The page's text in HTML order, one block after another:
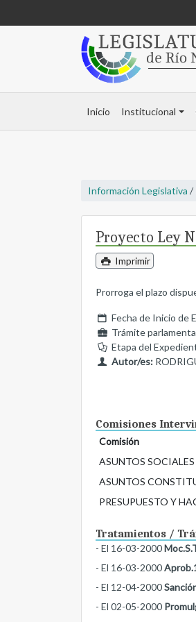
Inicio Institucional
Información Legislativa /
Proyecto Ley
Imprimir
Prorroga el plazo
Fecha de Inicio de
Trámite
Etapa del
Autor/es:
Comisiones
Comisión
ASUNTOS SOCIALES
ASUNTOS
PRESUPUESTO Y
Tratamientos /
- El 16-03-2000
- El 16-03-2000
- El 12-04-2000
- El 02-05-2000